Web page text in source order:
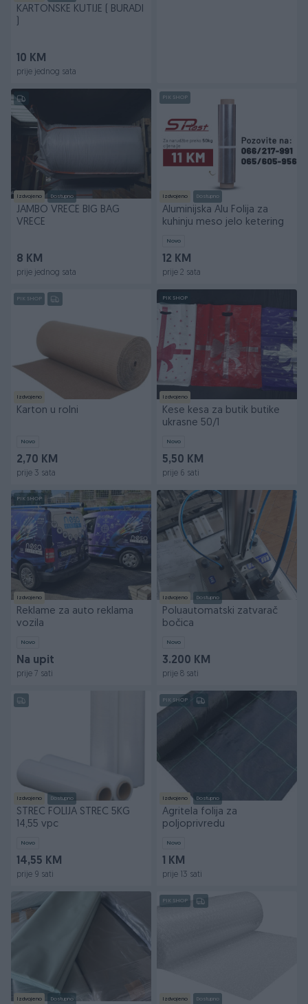
KARTONSKE KUTIJE ( BURADI
10 KM
prije jednog sata
Izdvojeno Dostupno
JAMBO VRECE BIG BAG
VRECE
8 KM
prije jednog sata
PIK SHOP
Izdvojeno Dostupno
Aluminijska Alu Folija za
kuhinju meso jelo ketering
Novo
12 KM
prije 2 sata
PIK SHOP
Izdvojeno
Karton u rolni
Novo
2,70 KM
prije 3 sata
PIK SHOP
Izdvojeno
Kese kesa za butik butike
ukrasne 50/1
Novo
5,50 KM
prije 6 sati
PIK SHOP
Izdvojeno
Reklame za auto reklama
vozila
Novo
Na upit
prije 7 sati
Izdvojeno Dostupno
Poluautomatski zatvarač
bočica
Novo
3.200 KM
prije 8 sati
Izdvojeno Dostupno
STREC FOLIJA STREC 5KG
14,55 vpc
Novo
14,55 KM
prije 9 sati
PIK SHOP
Izdvojeno Dostupno
Agritela folija za
poljoprivredu
Novo
1 KM
prije 13 sati
Izdvojeno Dostupno
PIK SHOP
Izdvojeno Dostupno